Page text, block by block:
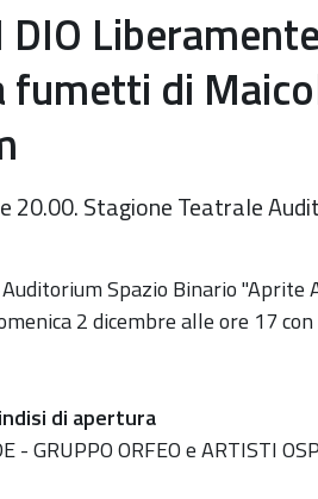
DIO
fumetti di
20.00. Stagione Teatrale
events/il-
Spazio Binario "Aprite
2 dicembre alle ore 17
di apertura
- GRUPPO ORFEO e ARTISTI